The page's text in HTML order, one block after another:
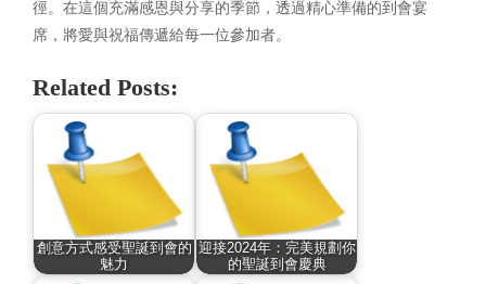
徑。在這個充滿感恩與分享的季節，透過精心準備的到會宴
席，將愛與祝福傳遞給每一位參加者。
Related Posts:
創意方式感受聖誕到會的
魅力
迎接2024年：完美規劃你
的聖誕到會慶典